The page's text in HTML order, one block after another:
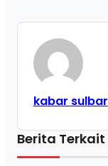
kabar sulbar
Berita Terkait